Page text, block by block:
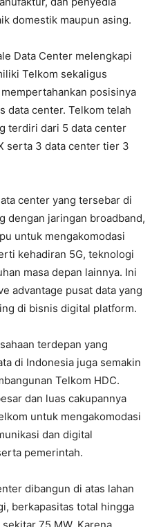
domestik maupun asing.
Data Center melengkapi
Telkom sekaligus
posisinya
data center. Telkom telah
terdiri dari 5 data center
serta 3 data center tier 3
center yang tersebar di
dengan jaringan broadband,
untuk mengakomodasi
kehadiran 5G, teknologi
masa depan lainnya. Ini
advantage pusat data yang
di bisnis digital platform.
terdepan yang
di Indonesia juga semakin
Telkom HDC.
dan luas cakupannya
untuk mengakomodasi
dan digital
pemerintah.
dibangun di atas lahan
berkapasitas total hingga